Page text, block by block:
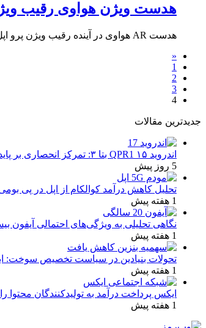
هدست ویژن هواوی رقیب
هدست AR هواوی در آینده رقیب ویژن پرو اپل می‌شود.
«
1
2
3
4
جدیدترین مقالات
اندروید ۱۵ QPR1 بتا ۳: تمرکز انحصاری بر پایداری و رفع اشکالات
5 روز پیش
تحلیل کاهش درآمد کوالکام از اپل در پی
1 هفته پیش
نگاهی تحلیلی به ویژگی‌های احتمالی آیفون
1 هفته پیش
تحولات بنیادین در سیاست تخصیص سوخت:
1 هفته پیش
ایکس پرداخت درآمد به تولیدکنندگان محتوا
1 هفته پیش